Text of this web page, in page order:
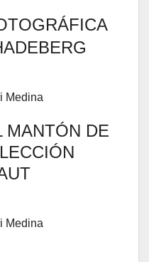
Medina
MANTÓN DE
Medina